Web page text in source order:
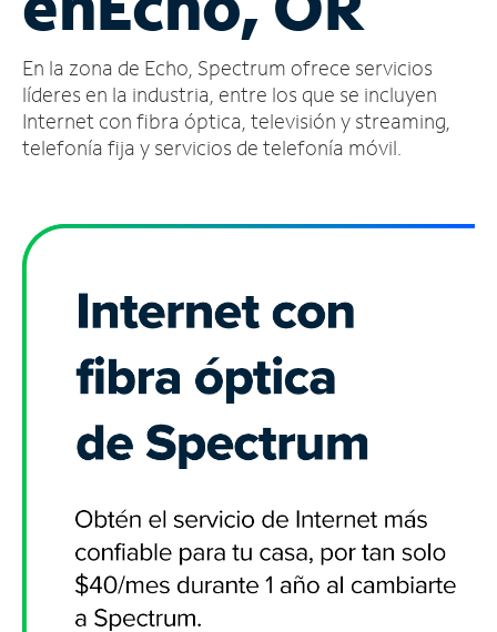
cuenta
Encuentra
una
tienda
En la zona de Echo, Spectrum ofrece servicios
líderes en la industria, entre los que se incluyen
Internet con fibra óptica, televisión y streaming,
telefonía fija y servicios de telefonía móvil.